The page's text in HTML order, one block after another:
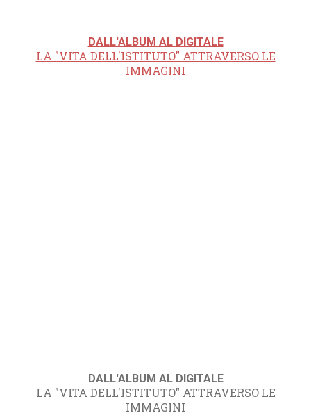
DALL'ALBUM AL DIGITALE
LA "VITA DELL'ISTITUTO" ATTRAVERSO LE
IMMAGINI
DALL'ALBUM AL DIGITALE
LA "VITA DELL'ISTITUTO" ATTRAVERSO LE
IMMAGINI